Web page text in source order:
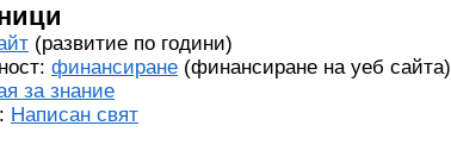
(развитие по години)
финансиране (финансиране на уеб сайта)
за знание
Написан свят